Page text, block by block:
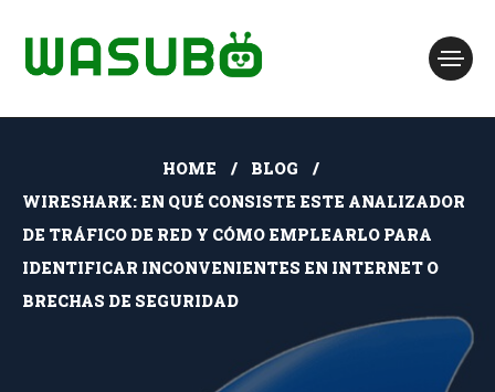
HOME
BLOG
WIRESHARK: EN QUÉ CONSISTE ESTE ANALIZADOR
DE TRÁFICO DE RED Y CÓMO EMPLEARLO PARA
IDENTIFICAR INCONVENIENTES EN INTERNET O
BRECHAS DE SEGURIDAD